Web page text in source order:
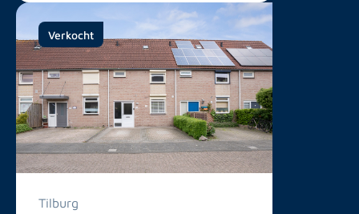
Verkocht
Tilburg